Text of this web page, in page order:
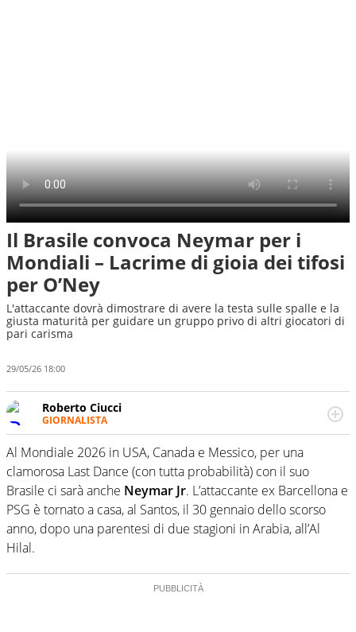
Il Brasile convoca Neymar per i
Mondiali – Lacrime di gioia dei tifosi
per O’Ney
L'attaccante dovrà dimostrare di avere la testa sulle spalle e la
giusta maturità per guidare un gruppo privo di altri giocatori di
pari carisma
29/05/26 18:00
Roberto Ciucci
GIORNALISTA
Appassionato di sport, soprattutto calcio, basket e
motociclismo, divoro film come fossero noccioline. Ho una
assolutamente sana ossessione per le pellicole di
Quentin Tarantino. Nel tempo libero mi fingo musicista.
Al Mondiale 2026 in USA, Canada e Messico, per una
clamorosa Last Dance (con tutta probabilità) con il suo
Brasile ci sarà anche Neymar Jr. L’attaccante ex Barcellona e
PSG è tornato a casa, al Santos, il 30 gennaio dello scorso
anno, dopo una parentesi di due stagioni in Arabia, all’Al
Hilal.